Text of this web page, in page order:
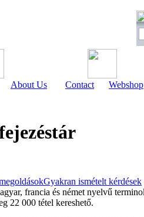
About Us Contact Webshop
Gyakran ismételt kérdések
francia és német nyelvű
22 000 tétel kereshető.